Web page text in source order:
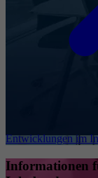
Entwicklungen im
Informationen